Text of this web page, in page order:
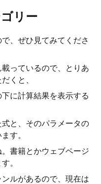
リー
、ぜひ見てみてくださ
っているので、とりあ
くと、
に計算結果を表示する
と、そのパラメータの
す。
書籍とかウェブページ
。
ルがあるので、現在は